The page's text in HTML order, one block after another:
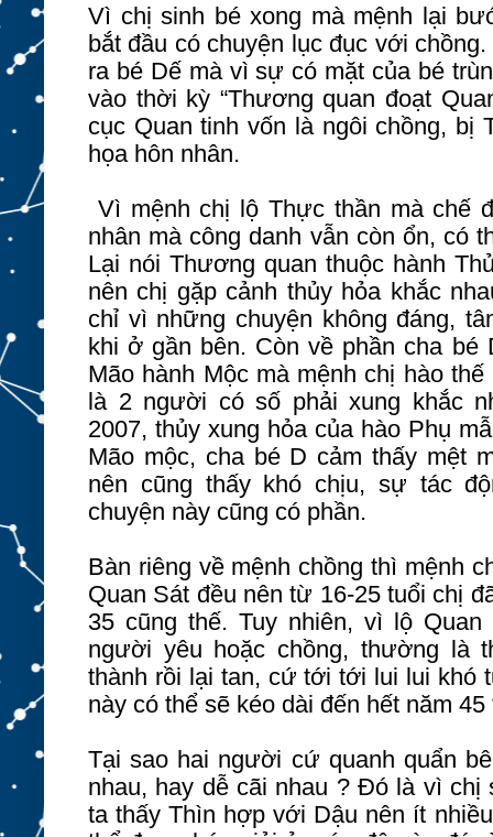
Vì chị sinh bé xong mà mệnh lại
bắt đầu có chuyện lục đục với
ra bé Dế mà vì sự có mặt của bé
vào thời kỳ “Thương quan đoạt
cục Quan tinh vốn là ngôi chồng, bị
họa hôn nhân.
Vì mệnh chị lộ Thực thần mà chế
nhân mà công danh vẫn còn ổn, có
Lại nói Thương quan thuộc hành
nên chị gặp cảnh thủy hỏa khắc
chỉ vì những chuyện không đáng,
khi ở gần bên. Còn về phần cha bé
Mão hành Mộc mà mệnh chị hào
là 2 người có số phải xung khắc
2007, thủy xung hỏa của hào Phụ
Mão mộc, cha bé D cảm thấy mệt
nên cũng thấy khó chịu, sự tác
chuyện này cũng có phần.
Bàn riêng về mệnh chồng thì mệnh
Quan Sát đều nên từ 16-25 tuổi chị
35 cũng thế. Tuy nhiên, vì lộ
người yêu hoặc chồng, thường là
thành rồi lại tan, cứ tới tới lui lui khó
này có thể sẽ kéo dài đến hết năm 45
Tại sao hai người cứ quanh quẩn
nhau, hay dễ cãi nhau ? Đó là vì chị
ta thấy Thìn hợp với Dậu nên ít